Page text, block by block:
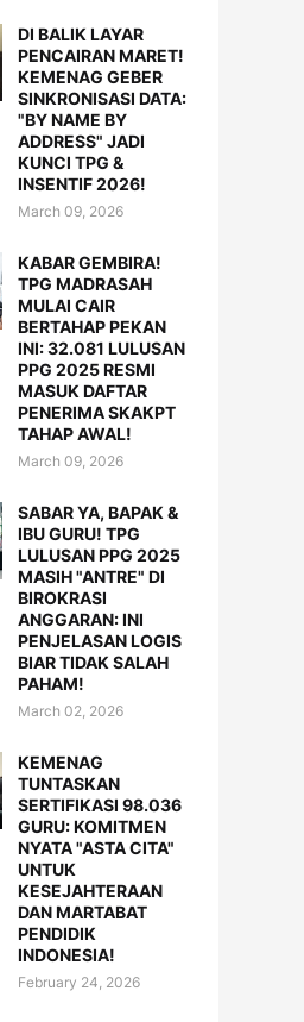
DI BALIK LAYAR
PENCAIRAN MARET!
KEMENAG GEBER
SINKRONISASI DATA:
"BY NAME BY
ADDRESS" JADI
KUNCI TPG &
INSENTIF 2026!
March 09, 2026
KABAR GEMBIRA!
TPG MADRASAH
MULAI CAIR
BERTAHAP PEKAN
INI: 32.081 LULUSAN
PPG 2025 RESMI
MASUK DAFTAR
PENERIMA SKAKPT
TAHAP AWAL!
March 09, 2026
SABAR YA, BAPAK &
IBU GURU! TPG
LULUSAN PPG 2025
MASIH "ANTRE" DI
BIROKRASI
ANGGARAN: INI
PENJELASAN LOGIS
BIAR TIDAK SALAH
PAHAM!
March 02, 2026
KEMENAG
TUNTASKAN
SERTIFIKASI 98.036
GURU: KOMITMEN
NYATA "ASTA CITA"
UNTUK
KESEJAHTERAAN
DAN MARTABAT
PENDIDIK
INDONESIA!
February 24, 2026